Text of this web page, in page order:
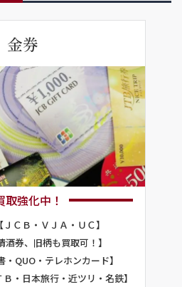
金券
取強化中！
ＣＢ・ＶＪＡ・ＵＣ】
酒券、旧柄も買取可！】
・QUO・テレホンカード】
・日本旅行・近ツリ・名鉄】